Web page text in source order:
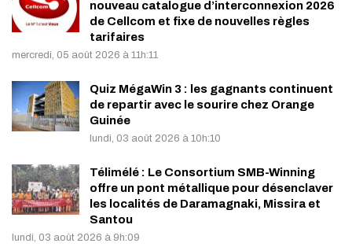
nouveau catalogue d’interconnexion 2026
de Cellcom et fixe de nouvelles règles
tarifaires
mercredi, 05 août 2026 à 11h:11
Quiz MégaWin 3 : les gagnants continuent
de repartir avec le sourire chez Orange
Guinée
lundi, 03 août 2026 à 10h:10
Télimélé : Le Consortium SMB-Winning
offre un pont métallique pour désenclaver
les localités de Daramagnaki, Missira et
Santou
lundi, 03 août 2026 à 9h:09